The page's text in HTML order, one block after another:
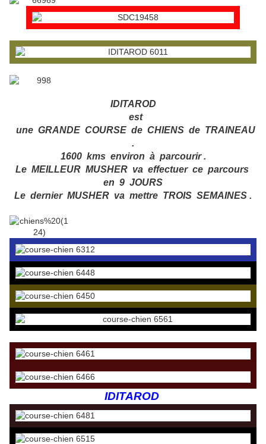
IDITAROD
est
une GRANDE COURSE de CHIENS de TRAINEAU
.
1600 kms environ à parcourir .
Le MEILLEUR MUSHER va effectuer ce parcours
en 9 JOURS
Le dernier MUSHER va mettre TROIS SEMAINES .
IDITAROD